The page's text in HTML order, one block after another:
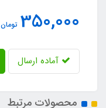
350,000 تومان
آماده ارسال
محصولات مرتبط